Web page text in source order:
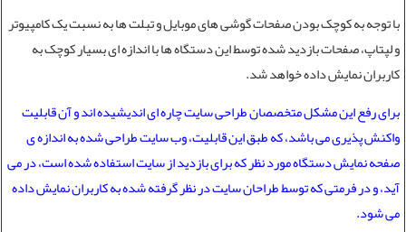
با توجه به کوچک بودن صفحات گوشی های موبایل و تبلت ها به نسبت یک کامپیوتر
و لپتاپ، صفحات بازدید شده توسط این دستگاه ها با اندازه ای بسیار کوچک به
کاربران نمایش داده خواهد شد.
برای رفع این مشکل متخصصانطراحی سایتچاره ای اندیشیده اند و آن قابلیت
واکنش پذیری می باشد، که طبق این قابلیت، وب سایت طراحی شده به اندازه ی
صفحه نمایش دستگاه مورد نظر که برای بازدید از سایت استفاده شده است، در می
آید، و در فرمتی که توسط طراحان سایت در نظر گرفته شده به کاربران نمایش داده
می شود.